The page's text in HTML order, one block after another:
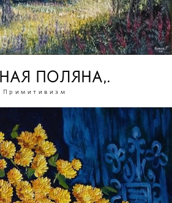
ПОЛЯНА,.
Примитивизм